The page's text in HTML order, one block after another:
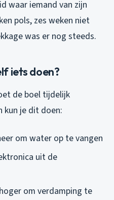
waar iemand van zijn
pols, zes weken niet
was er nog steeds.
iets doen?
de boel tijdelijk
kun je dit doen:
om water op te vangen
uit de
om verdamping te